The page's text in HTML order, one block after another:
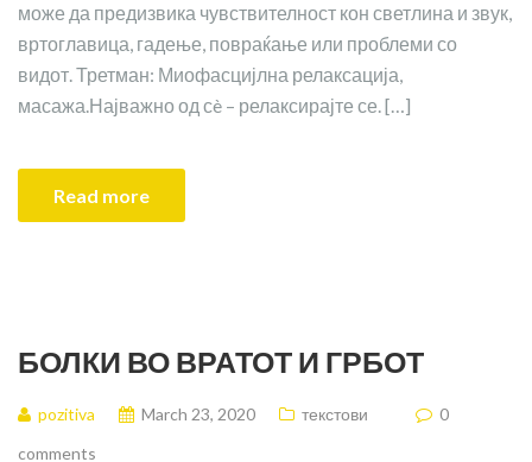
може да предизвика чувствителност кон светлина и звук,
вртоглавица, гадење, повраќање или проблеми со
видот. Третман: Миофасцијлна релаксација,
масажа.Најважно од сè – релаксирајте се. […]
Read more
БОЛКИ ВО ВРАТОТ И ГРБОТ
pozitiva March 23, 2020 текстови
0
comments